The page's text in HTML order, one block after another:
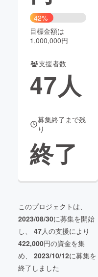
CAMPFIRE Creation
ya コミュニティ
42%
目標金額は
1,000,000円
支援者数
47人
募集終了まで残
り
終了
このプロジェクトは、
2023/08/30に募集を開始
し、 47人の支援により
422,000円の資金を集
め、 2023/10/12に募集を
終了しました